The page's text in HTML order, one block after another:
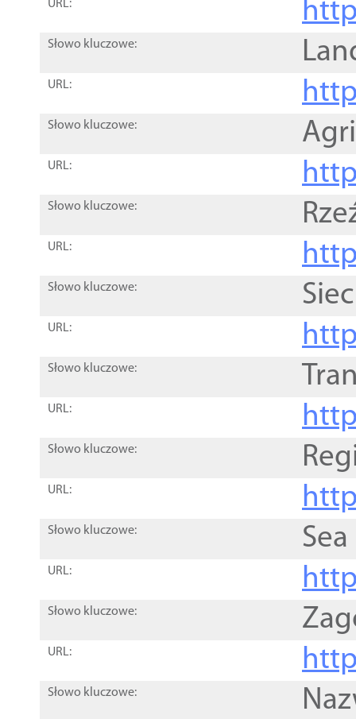
URL:
Słowo kluczowe:
URL:
Słowo kluczowe:
URL:
Słowo kluczowe:
URL:
Słowo kluczowe:
URL:
Słowo kluczowe:
URL:
Słowo kluczowe:
URL:
Słowo kluczowe:
URL:
Słowo kluczowe:
URL:
Słowo kluczowe: